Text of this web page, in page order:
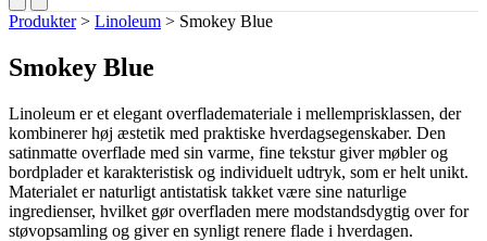
Produkter > Linoleum > Smokey Blue
Smokey Blue
Linoleum er et elegant overflademateriale i mellemprisklassen, der
kombinerer høj æstetik med praktiske hverdagsegenskaber. Den
satinmatte overflade med sin varme, fine tekstur giver møbler og
bordplader et karakteristisk og individuelt udtryk, som er helt unikt.
Materialet er naturligt antistatisk takket være sine naturlige
ingredienser, hvilket gør overfladen mere modstandsdygtig over for
støvopsamling og giver en synligt renere flade i hverdagen.